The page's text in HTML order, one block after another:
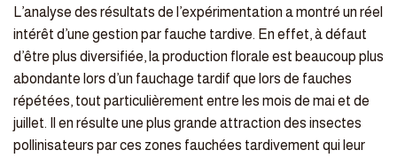
L’analyse des résultats de l’expérimentation a montré un réel
intérêt d’une gestion par fauche tardive. En effet, à défaut
d’être plus diversifiée, la production florale est beaucoup plus
abondante lors d’un fauchage tardif que lors de fauches
répétées, tout particulièrement entre les mois de mai et de
juillet. Il en résulte une plus grande attraction des insectes
pollinisateurs par ces zones fauchées tardivement qui leur